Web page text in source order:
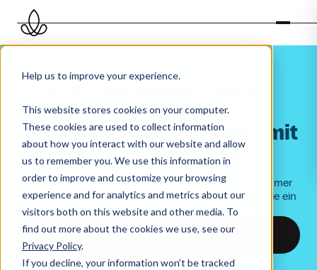
Help us to improve your experience.
This website stores cookies on your computer.
These cookies are used to collect information
about how you interact with our website and allow
us to remember you. We use this information in
order to improve and customize your browsing
experience and for analytics and metrics about our
visitors both on this website and other media. To
find out more about the cookies we use, see our
Privacy Policy.
If you decline, your information won’t be tracked
ErschaffenSieein
unvergesslichesErlebnis
mit
demrichtigenDuft
Niemand sieht ihn, aber jeder spürt ihn: Ein angenehmer
Duft macht Ihr Geschäft unwiderstehlich. Schaffen Sie ein
Erlebnis, das in Erinnerung bleibt.
Fordern Sie einen Duftkonzept an
Unsere Düfte entdecken